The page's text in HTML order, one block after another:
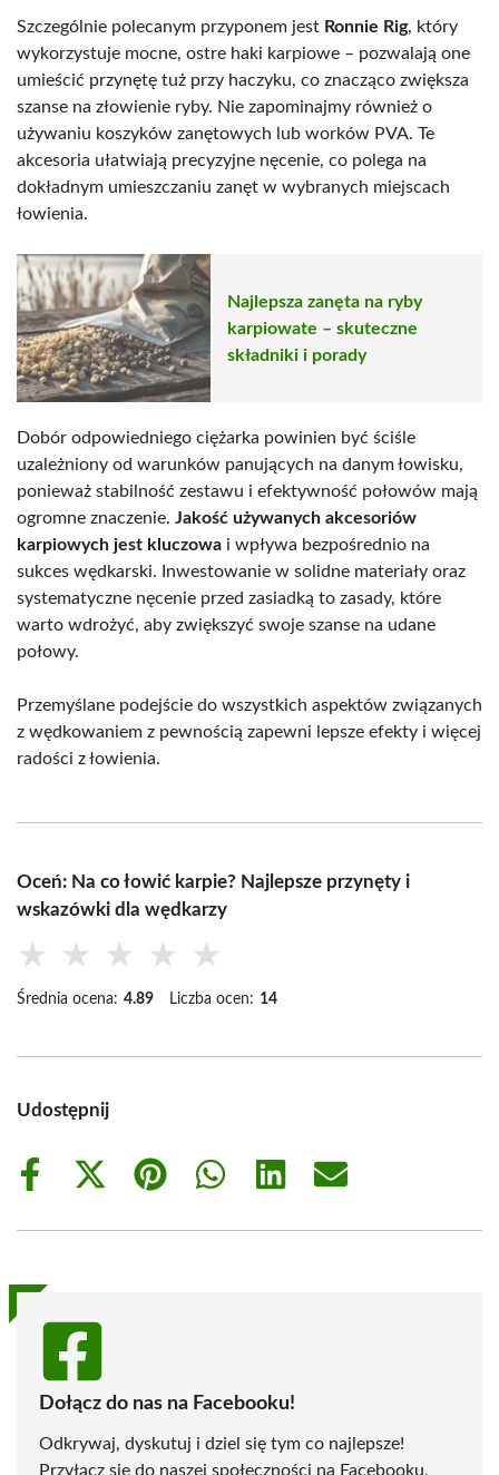
Szczególnie polecanym przyponem jest Ronnie Rig, który
wykorzystuje mocne, ostre haki karpiowe – pozwalają one
umieścić przynętę tuż przy haczyku, co znacząco zwiększa
szanse na złowienie ryby. Nie zapominajmy również o
używaniu koszyków zanętowych lub worków PVA. Te
akcesoria ułatwiają precyzyjne nęcenie, co polega na
dokładnym umieszczaniu zanęt w wybranych miejscach
łowienia.
Najlepsza zanęta na ryby
karpiowate – skuteczne
składniki i porady
Dobór odpowiedniego ciężarka powinien być ściśle
uzależniony od warunków panujących na danym łowisku,
ponieważ stabilność zestawu i efektywność połowów mają
ogromne znaczenie. Jakość używanych akcesoriów
karpiowych jest kluczowa i wpływa bezpośrednio na
sukces wędkarski. Inwestowanie w solidne materiały oraz
systematyczne nęcenie przed zasiadką to zasady, które
warto wdrożyć, aby zwiększyć swoje szanse na udane
połowy.
Przemyślane podejście do wszystkich aspektów związanych
z wędkowaniem z pewnością zapewni lepsze efekty i więcej
radości z łowienia.
Oceń: Na co łowić karpie? Najlepsze przynęty i
wskazówki dla wędkarzy
★ ★ ★ ★ ★
Średnia ocena: 4.89 Liczba ocen: 14
Udostępnij
Share
Share
(Twitter)
Share
Share
Share
Share
Dołącz do nas na Facebooku!
Odkrywaj, dyskutuj i dziel się tym co najlepsze!
Przyłącz się do naszej społeczności na Facebooku,